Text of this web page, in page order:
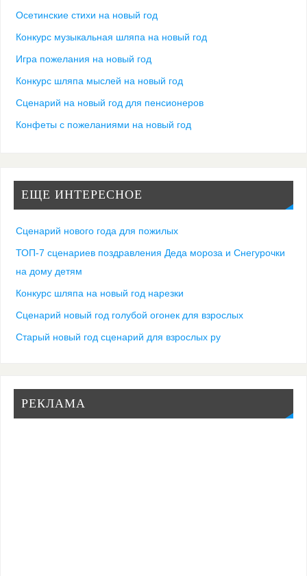
Осетинские стихи на новый год
Конкурс музыкальная шляпа на новый год
Игра пожелания на новый год
Конкурс шляпа мыслей на новый год
Сценарий на новый год для пенсионеров
Конфеты с пожеланиями на новый год
ЕЩЕ ИНТЕРЕСНОЕ
Сценарий нового года для пожилых
ТОП-7 сценариев поздравления Деда мороза и Снегурочки
на дому детям
Конкурс шляпа на новый год нарезки
Сценарий новый год голубой огонек для взрослых
Старый новый год сценарий для взрослых ру
РЕКЛАМА